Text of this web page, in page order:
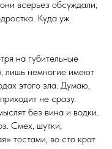
всерьез обсуждали,
Куда уж
на губительные
лишь немногие имеют
этого зла. Думаю,
не сразу.
без вина и водки.
Смех, шутки,
тостами, во сто крат